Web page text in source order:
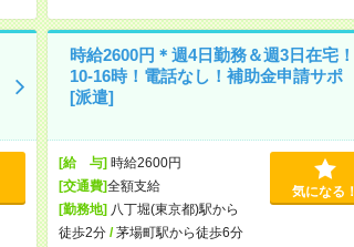
時給2600円＊週4日勤務＆週3日在宅！
10-16時！電話なし！補助金申請サポ
[派遣]
[給 与]時給2600円
[交通費]全額支給
[勤務地]八丁堀(東京都)駅から
徒歩2分/茅場町駅から徒歩6分
気になる！